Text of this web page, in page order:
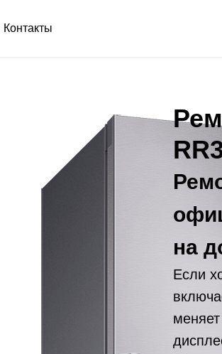
Контакты
на
Если